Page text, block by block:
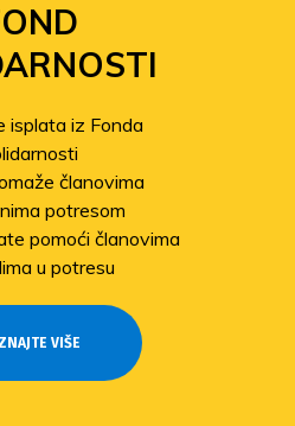
isplata iz Fonda
članovima
potresom
pomoći članovima
u potresu
VIŠE